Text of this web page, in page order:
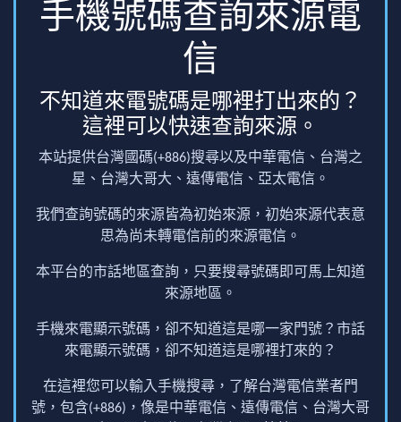
手機號碼查詢來源電
信
不知道來電號碼是哪裡打出來的？
這裡可以快速查詢來源。
本站提供台灣國碼(+886)搜尋以及中華電信、台灣之
星、台灣大哥大、遠傳電信、亞太電信。
我們查詢號碼的來源皆為初始來源，初始來源代表意
思為尚未轉電信前的來源電信。
本平台的市話地區查詢，只要搜尋號碼即可馬上知道
來源地區。
手機來電顯示號碼，卻不知道這是哪一家門號？市話
來電顯示號碼，卻不知道這是哪裡打來的？
在這裡您可以輸入手機搜尋，了解台灣電信業者門
號，包含(+886)，像是中華電信、遠傳電信、台灣大哥